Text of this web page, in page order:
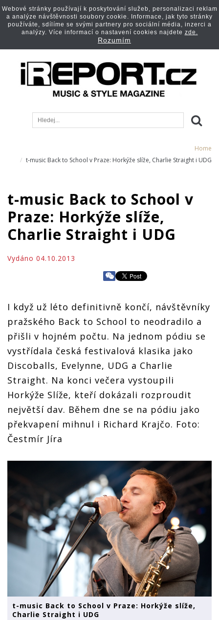
Home
t-music Back to School v Praze: Horkýže slíže, Charlie Straight i UDG
t-music Back to School v
Praze: Horkýže slíže,
Charlie Straight i UDG
Vydáno 04.10.2013
I když už léto definitivně končí, návštěvníky
pražského Back to School to neodradilo a
přišli v hojném počtu. Na jednom pódiu se
vystřídala česká festivalová klasika jako
Discoballs, Evelynne, UDG a Charlie
Straight. Na konci večera vystoupili
Horkýže Slíže, kteří dokázali rozproudit
největší dav. Během dne se na pódiu jako
překvapení mihnul i Richard Krajčo. Foto:
Čestmír Jíra
t-music Back to School v Praze: Horkýže slíže,
Charlie Straight i UDG
Webové stránky používají k poskytování služeb, personalizaci reklam
a analýze návštěvnosti soubory cookie. Informace, jak tyto stránky
používáte, sdílíme se svými partnery pro sociální média, inzerci a
analýzy. Více informací o nastavení cookies najdete zde.
Rozumím